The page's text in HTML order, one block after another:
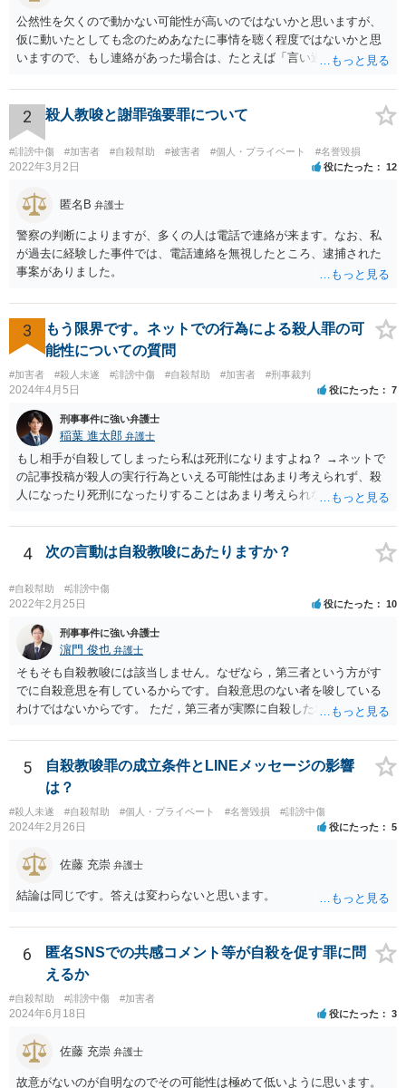
公然性を欠くので動かない可能性が高いのではないかと思いますが、
仮に動いたとしても念のためあなたに事情を聴く程度ではないかと思
いますので、もし連絡があった場合は、たとえば「言い過ぎた部分が
ジでのやりとりなので、公然性がないことが明らかなので、名誉毀損
や侮辱には当たらないと考えているが、相手は何らかの理由で公然性
があると言っているのか」と反省の意を示しつつ、なぜ警察が連絡し
てきたのか尋ねることが考えられます。
2 殺人教唆と謝罪強要罪について
#誹謗中傷 #加害者 #自殺幇助 #被害者 #個人・プライベート #名誉毀損
2022年3月2日 役にたった 12
匿名B 弁護士
警察の判断によりますが、多くの人は電話で連絡が来ます。なお、私
が過去に経験した事件では、電話連絡を無視したところ、逮捕された
事案がありました。
3
もう限界です。ネットでの行為による殺人罪の可
能性についての質問
#加害者 #殺人未遂 #誹謗中傷 #自殺幇助 #加害者 #刑事裁判
2024年4月5日 役にたった 7
刑事事件に強い弁護士
稲葉 進太郎 弁護士
もし相手が自殺してしまったら私は死刑になりますよね？ →ネットで
の記事投稿が殺人の実行行為といえる可能性はあまり考えられず、殺
人になったり死刑になったりすることはあまり考えられないように思
4 次の言動は自殺教唆にあたりますか？
#自殺幇助 #誹謗中傷
2022年2月25日 役にたった 10
刑事事件に強い弁護士
濵門 俊也 弁護士
そもそも自殺教唆には該当しません。なぜなら，第三者という方がす
でに自殺意思を有しているからです。自殺意思のない者を唆している
わけではないからです。 ただ，第三者が実際に自殺した場合，あなた
5
自殺教唆罪の成立条件とLINEメッセージの影響
は？
#殺人未遂 #自殺幇助 #個人・プライベート #名誉毀損 #誹謗中傷
2024年2月26日 役にたった 5
佐藤 充崇 弁護士
結論は同じです。答えは変わらないと思います。
6
匿名SNSでの共感コメント等が自殺を促す罪に問
えるか
#自殺幇助 #誹謗中傷 #加害者
2024年6月18日 役にたった 3
佐藤 充崇 弁護士
故意がないのが自明なのでその可能性は極めて低いように思います。